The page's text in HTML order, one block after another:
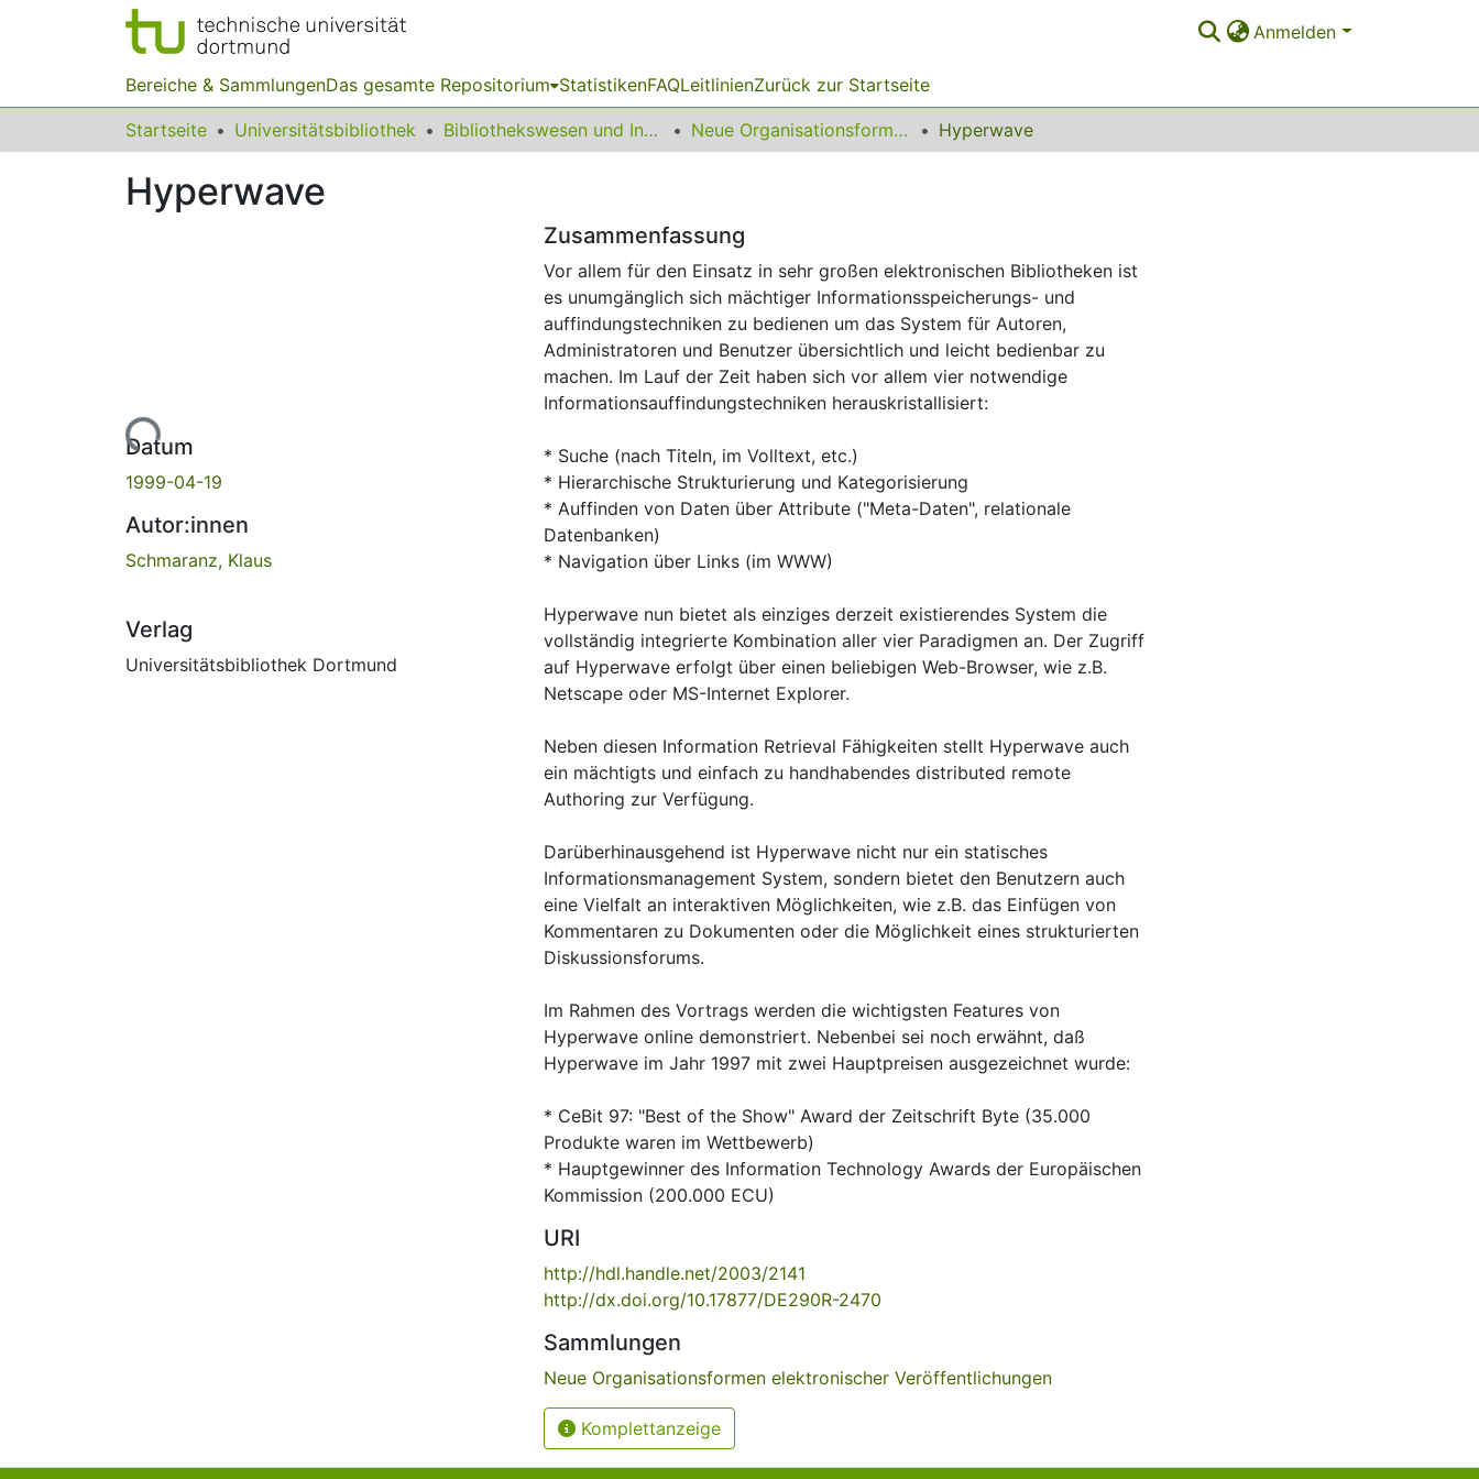
Anmelden
Bereiche & SammlungenDas gesamte Repositorium StatistikenFAQLeitlinienZurück zur Startseite
Startseite Universitätsbibliothek Bibliothekswesen und Information Neue Organisationsformen elektronischer Veröffentlichungen Hyperwave
Hyperwave
Lade...
Datum
1999-04-19
Autor:innen
Schmaranz, Klaus
Verlag
Universitätsbibliothek Dortmund
Zusammenfassung
Vor allem für den Einsatz in sehr großen elektronischen Bibliotheken ist
es unumgänglich sich mächtiger Informationsspeicherungs- und
auffindungstechniken zu bedienen um das System für Autoren,
Administratoren und Benutzer übersichtlich und leicht bedienbar zu
machen. Im Lauf der Zeit haben sich vor allem vier notwendige
Informationsauffindungstechniken herauskristallisiert:
* Suche (nach Titeln, im Volltext, etc.)
* Hierarchische Strukturierung und Kategorisierung
* Auffinden von Daten über Attribute ("Meta-Daten", relationale
Datenbanken)
* Navigation über Links (im WWW)
Hyperwave nun bietet als einziges derzeit existierendes System die
vollständig integrierte Kombination aller vier Paradigmen an. Der Zugriff
auf Hyperwave erfolgt über einen beliebigen Web-Browser, wie z.B.
Netscape oder MS-Internet Explorer.
Neben diesen Information Retrieval Fähigkeiten stellt Hyperwave auch
ein mächtigts und einfach zu handhabendes distributed remote
Authoring zur Verfügung.
Darüberhinausgehend ist Hyperwave nicht nur ein statisches
Informationsmanagement System, sondern bietet den Benutzern auch
eine Vielfalt an interaktiven Möglichkeiten, wie z.B. das Einfügen von
Kommentaren zu Dokumenten oder die Möglichkeit eines strukturierten
Diskussionsforums.
Im Rahmen des Vortrags werden die wichtigsten Features von
Hyperwave online demonstriert. Nebenbei sei noch erwähnt, daß
Hyperwave im Jahr 1997 mit zwei Hauptpreisen ausgezeichnet wurde:
* CeBit 97: "Best of the Show" Award der Zeitschrift Byte (35.000
Produkte waren im Wettbewerb)
* Hauptgewinner des Information Technology Awards der Europäischen
Kommission (200.000 ECU)
URI
http://hdl.handle.net/2003/2141
http://dx.doi.org/10.17877/DE290R-2470
Sammlungen
Neue Organisationsformen elektronischer Veröffentlichungen
Komplettanzeige